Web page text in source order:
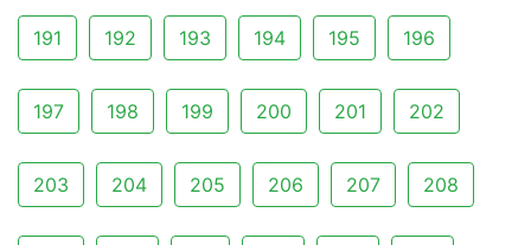
191 192 193 194 195 196
197 198 199 200 201 202
203 204 205 206 207 208